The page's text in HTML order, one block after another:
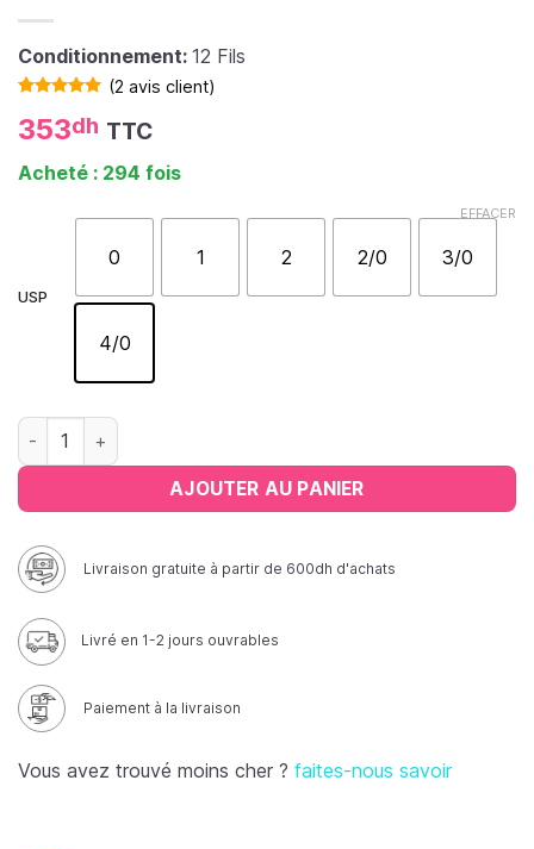
Conditionnement: 12 Fils
sur 5 basé
sur
client
(2 avis client)
353dh TTC
Acheté : 294 fois
USP
0 1 2 2/0 3/0
4/0
EFFACER
quantité de Fil résorbable RAPIDE Triangulaire ▲
AJOUTER AU PANIER
Livraison gratuite à partir de 600dh d'achats
Livré en 1-2 jours ouvrables
Paiement à la livraison
Vous avez trouvé moins cher ? faites-nous savoir